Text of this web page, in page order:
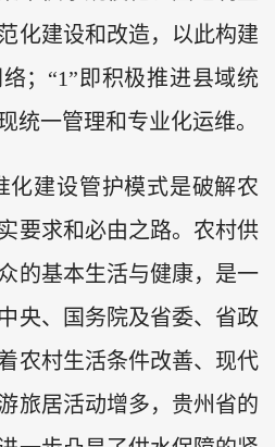
化建设和改造，以此构建
；“1”即积极推进县域统
统一管理和专业化运维。
化建设管护模式是破解农
要求和必由之路。农村供
的基本生活与健康，是一
央、国务院及省委、省政
农村生活条件改善、现代
旅居活动增多，贵州省的